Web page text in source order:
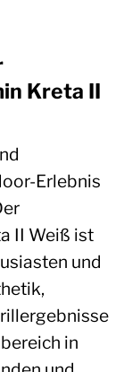
Kreta II
Erlebnis
II Weiß ist
und
in